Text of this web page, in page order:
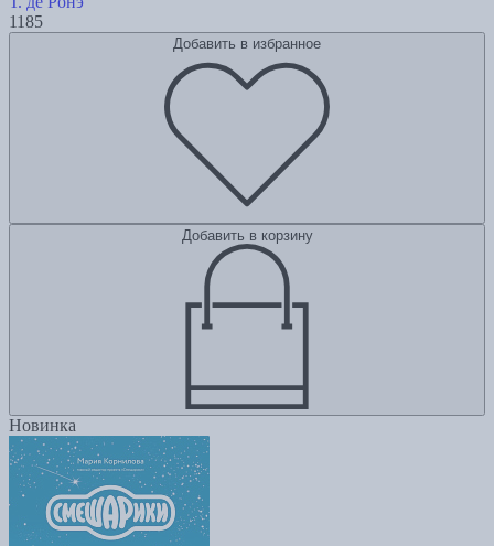
1185
Добавить в избранное
Добавить в корзину
Новинка